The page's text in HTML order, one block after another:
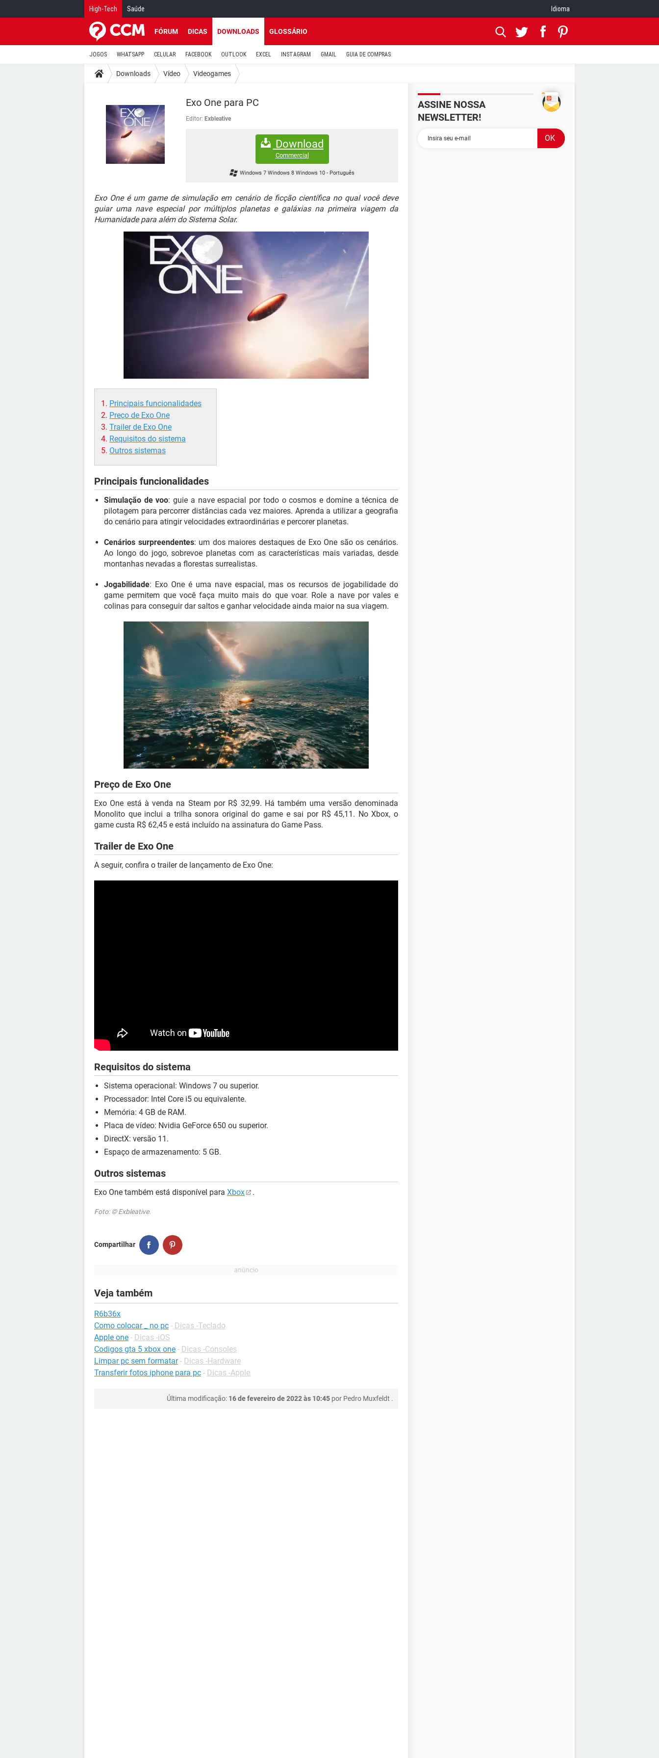
High-Tech Saúde Idioma
FÓRUM DICAS DOWNLOADS GLOSSÁRIO
JOGOS WHATSAPP CELULAR FACEBOOK OUTLOOK EXCEL INSTAGRAM GMAIL GUIA DE COMPRAS
Downloads Vídeo Videogames
Exo One para PC
Editor: Exbleative
Download
Commercial
Windows 7 Windows 8 Windows 10 - Português
Exo One é um game de simulação em cenário de ficção científica no qual você deve
guiar uma nave especial por múltiplos planetas e galáxias na primeira viagem da
Humanidade para além do Sistema Solar.
Principais funcionalidades
Preço de Exo One
Trailer de Exo One
Requisitos do sistema
Outros sistemas
Principais funcionalidades
Simulação de voo: guie a nave espacial por todo o cosmos e domine a técnica de
pilotagem para percorrer distâncias cada vez maiores. Aprenda a utilizar a geografia
do cenário para atingir velocidades extraordinárias e percorer planetas.
Cenários surpreendentes: um dos maiores destaques de Exo One são os cenários.
Ao longo do jogo, sobrevoe planetas com as características mais variadas, desde
montanhas nevadas a florestas surrealistas.
Jogabilidade: Exo One é uma nave espacial, mas os recursos de jogabilidade do
game permitem que você faça muito mais do que voar. Role a nave por vales e
colinas para conseguir dar saltos e ganhar velocidade ainda maior na sua viagem.
Preço de Exo One
Exo One está à venda na Steam por R$ 32,99. Há também uma versão denominada
Monolito que inclui a trilha sonora original do game e sai por R$ 45,11. No Xbox, o
game custa R$ 62,45 e está incluído na assinatura do Game Pass.
Trailer de Exo One
A seguir, confira o trailer de lançamento de Exo One:
Requisitos do sistema
Sistema operacional: Windows 7 ou superior.
Processador: Intel Core i5 ou equivalente.
Memória: 4 GB de RAM.
Placa de vídeo: Nvidia GeForce 650 ou superior.
DirectX: versão 11.
Espaço de armazenamento: 5 GB.
Outros sistemas
Exo One também está disponível para Xbox .
Foto: © Exbleative.
Compartilhar
Veja também
R6b36x
Como colocar _ no pc - Dicas -Teclado
Apple one - Dicas -iOS
Codigos gta 5 xbox one - Dicas -Consoles
Limpar pc sem formatar - Dicas -Hardware
Transferir fotos iphone para pc - Dicas -Apple
Última modificação: 16 de fevereiro de 2022 às 10:45 por Pedro Muxfeldt .
ASSINE NOSSA
NEWSLETTER!